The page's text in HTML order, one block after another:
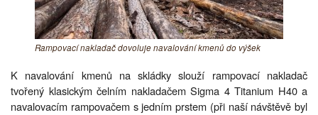
Rampovací nakladač dovoluje navalování kmenů do výšek
K navalování kmenů na skládky slouží rampovací nakladač
tvořený klasickým čelním nakladačem Sigma 4 Titanium H40 a
navalovacím rampovačem s jedním prstem (při naší návštěvě byl